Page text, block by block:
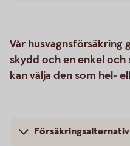
Vår
skydd och en enkel och
kan välja den som hel-
Försäkringsalternativ